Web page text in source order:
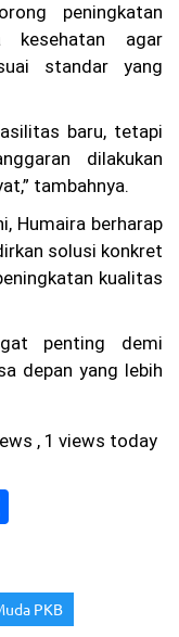
peningkatan
kesehatan agar
standar yang
baru, tetapi
dilakukan
tambahnya.
Humaira berharap
solusi konkret
kualitas
penting demi
depan yang lebih
, 1 views today
ePKB